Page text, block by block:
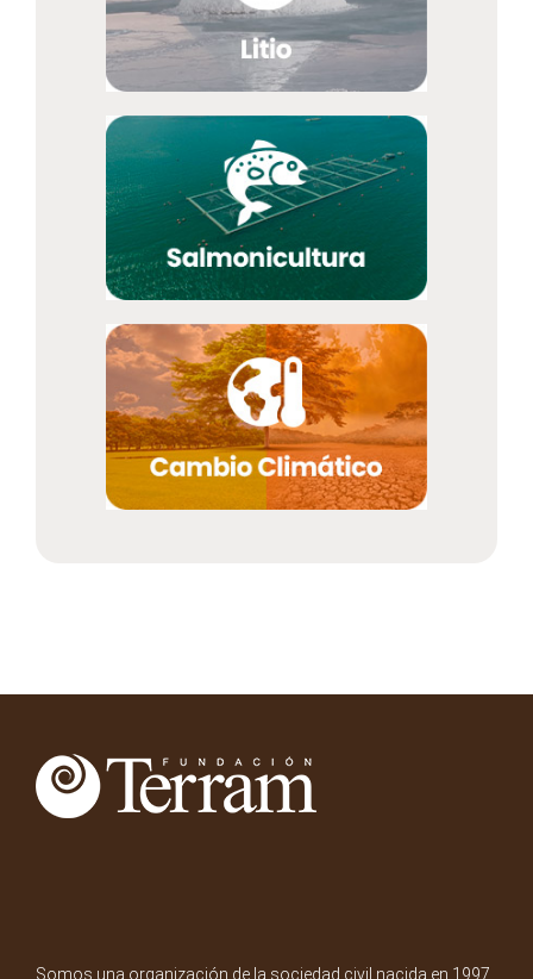
Somos una organización de la sociedad civil nacida en 1997.